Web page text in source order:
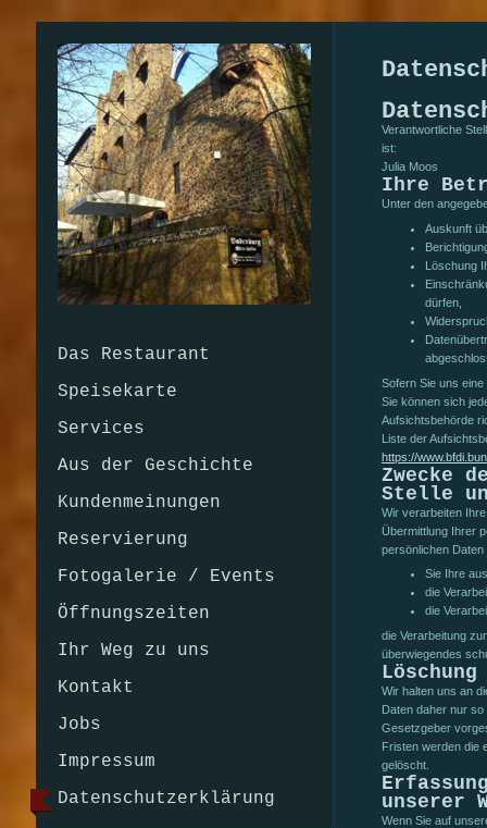
Das Restaurant
Speisekarte
Services
Aus der Geschichte
Kundenmeinungen
Reservierung
Fotogalerie / Events
Öffnungszeiten
Ihr Weg zu uns
Kontakt
Jobs
Impressum
Datenschutzerklärung
Verantwortliche
ist:
Julia
Ihre
Unter den
Auskunft
Löschung
dürfen,
Sofern Sie uns
Sie können sich
Aufsichtsbehörde
Liste der
https://
Zwecke
Stelle
Wir verarbeiten
Übermittlung Ihrer
persönlichen
Sie Ihre
die
die
die Verarbeitung
überwiegendes
Wir halten uns an
Daten daher nur
Gesetzgeber
Fristen werden die
gelöscht.
unserer
Wenn Sie auf